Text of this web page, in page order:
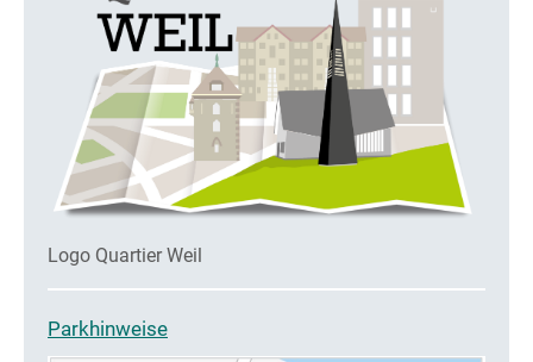
Logo Quartier Weil
Parkhinweise